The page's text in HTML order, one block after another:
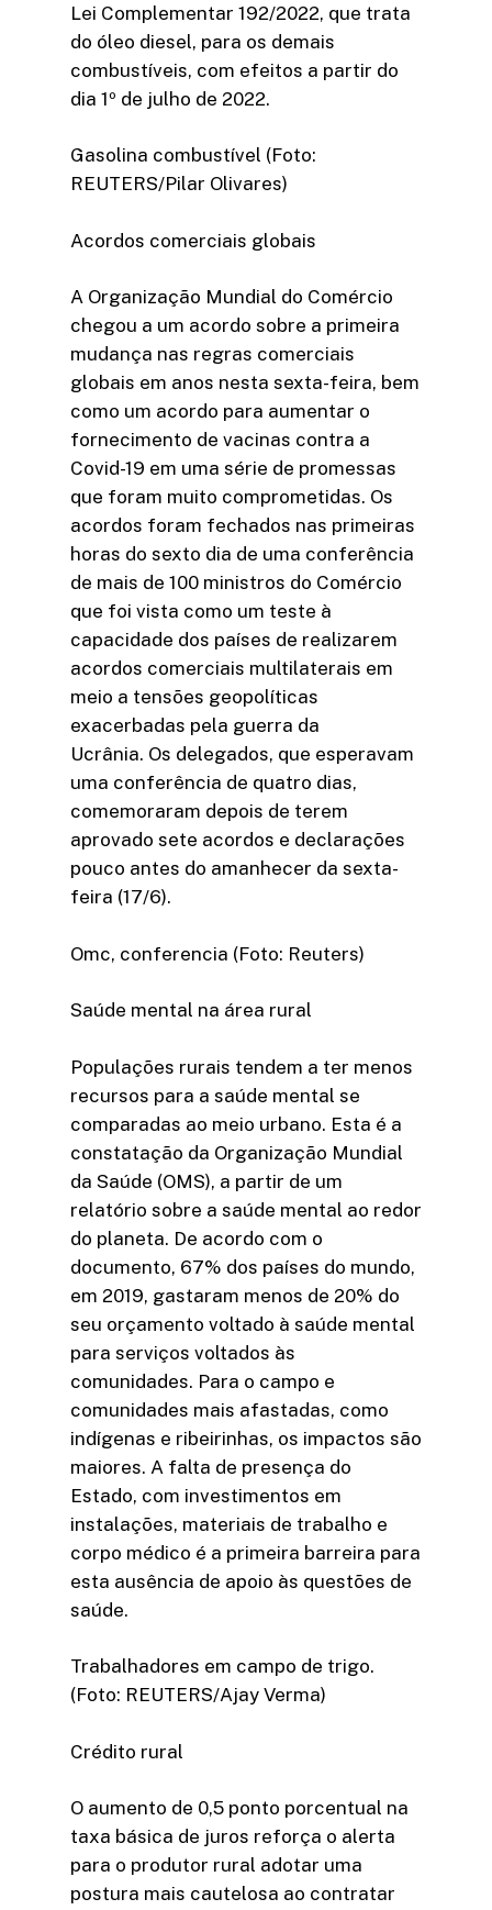
Lei Complementar 192/2022, que trata
do óleo diesel, para os demais
combustíveis, com efeitos a partir do
dia 1º de julho de 2022.
Gasolina combustível (Foto:
REUTERS/Pilar Olivares)
Acordos comerciais globais
A Organização Mundial do Comércio
chegou a um acordo sobre a primeira
mudança nas regras comerciais
globais em anos nesta sexta-feira, bem
como um acordo para aumentar o
fornecimento de vacinas contra a
Covid-19 em uma série de promessas
que foram muito comprometidas. Os
acordos foram fechados nas primeiras
horas do sexto dia de uma conferência
de mais de 100 ministros do Comércio
que foi vista como um teste à
capacidade dos países de realizarem
acordos comerciais multilaterais em
meio a tensões geopolíticas
exacerbadas pela guerra da
Ucrânia. Os delegados, que esperavam
uma conferência de quatro dias,
comemoraram depois de terem
aprovado sete acordos e declarações
pouco antes do amanhecer da sexta-
feira (17/6).
Omc, conferencia (Foto: Reuters)
Saúde mental na área rural
Populações rurais tendem a ter menos
recursos para a saúde mental se
comparadas ao meio urbano. Esta é a
constatação da Organização Mundial
da Saúde (OMS), a partir de um
relatório sobre a saúde mental ao redor
do planeta. De acordo com o
documento, 67% dos países do mundo,
em 2019, gastaram menos de 20% do
seu orçamento voltado à saúde mental
para serviços voltados às
comunidades. Para o campo e
comunidades mais afastadas, como
indígenas e ribeirinhas, os impactos são
maiores. A falta de presença do
Estado, com investimentos em
instalações, materiais de trabalho e
corpo médico é a primeira barreira para
esta ausência de apoio às questões de
saúde.
Trabalhadores em campo de trigo.
(Foto: REUTERS/Ajay Verma)
Crédito rural
O aumento de 0,5 ponto porcentual na
taxa básica de juros reforça o alerta
para o produtor rural adotar uma
postura mais cautelosa ao contratar